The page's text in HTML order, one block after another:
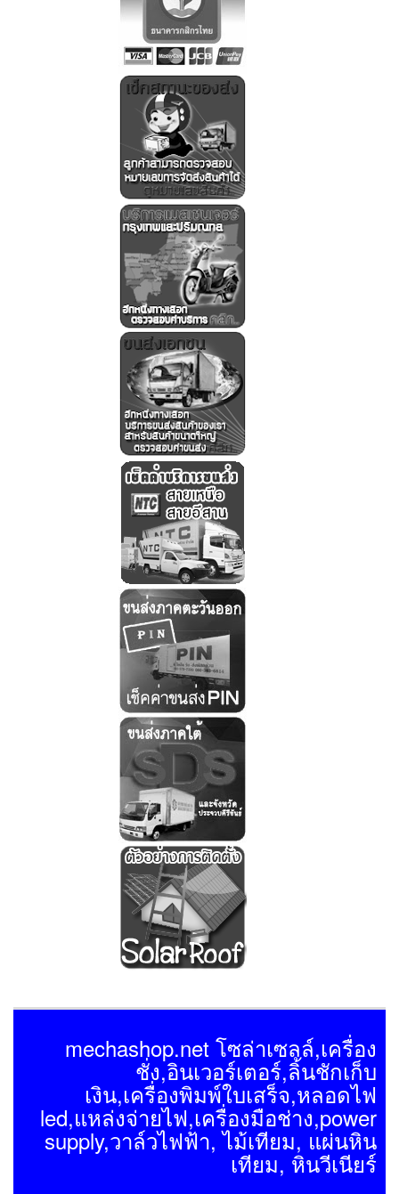
mechashop.net โซล่าเซลล์,เครื่อง
ชั่ง,อินเวอร์เตอร์,ลิ้นชักเก็บ
เงิน,เครื่องพิมพ์ใบเสร็จ,หลอดไฟ
led,แหล่งจ่ายไฟ,เครื่องมือช่าง,power
supply,วาล์วไฟฟ้า, ไม้เทียม, แผ่นหิน
เทียม, หินวีเนียร์